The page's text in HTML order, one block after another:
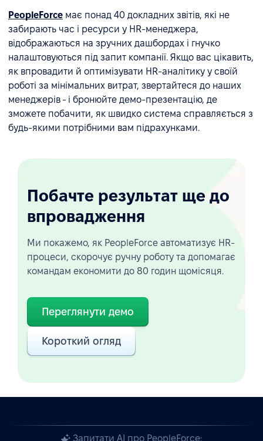
PeopleForce має понад 40 докладних звітів, які не
забирають час і ресурси у HR-менеджера,
відображаються на зручних дашбордах і гнучко
налаштовуються під запит компанії. Якщо вас цікавить,
як впровадити й оптимізувати HR-аналітику у своїй
роботі за мінімальних витрат, звертайтеся до наших
менеджерів - і бронюйте демо-презентацію, де
зможете побачити, як швидко система справляється з
будь-якими потрібними вам підрахунками.
Побачте результат ще до
впровадження
Ми покажемо, як PeopleForce автоматизує HR-
процеси, скорочує ручну роботу та допомагає
командам економити до 80 годин щомісяця.
Переглянути демо
Короткий огляд
Запитати AI про PeopleForce: